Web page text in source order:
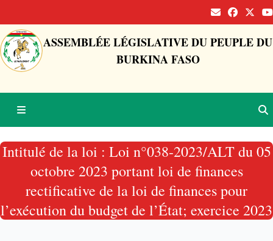
ASSEMBLÉE LÉGISLATIVE DU PEUPLE DU
BURKINA FASO
Intitulé de la loi : Loi n°038-2023/ALT du 05
octobre 2023 portant loi de finances
rectificative de la loi de finances pour
l’exécution du budget de l’État; exercice 2023